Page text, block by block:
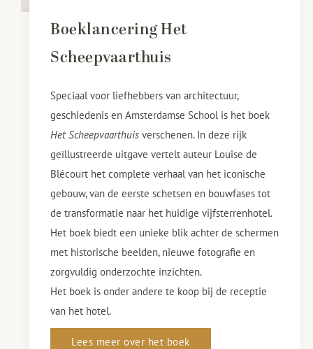
Boeklancering Het
Scheepvaarthuis
Speciaal voor liefhebbers van architectuur,
geschiedenis en Amsterdamse School is het boek
Het Scheepvaarthuis verschenen. In deze rijk
geïllustreerde uitgave vertelt auteur Louise de
Blécourt het complete verhaal van het iconische
gebouw, van de eerste schetsen en bouwfases tot
de transformatie naar het huidige vijfsterrenhotel.
Het boek biedt een unieke blik achter de schermen
met historische beelden, nieuwe fotografie en
zorgvuldig onderzochte inzichten.
Het boek is onder andere te koop bij de receptie
van het hotel.
Lees meer over het boek